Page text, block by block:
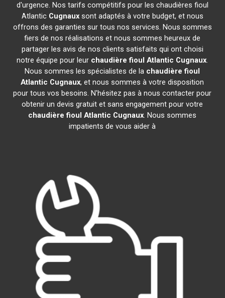
d'urgence. Nos tarifs compétitifs pour les chaudières fioul
Atlantic Cugnauxsont adaptés à votre budget, et nous
offrons des garanties sur tous nos services. Nous sommes
fiers de nos réalisations et nous sommes heureux de
partager les avis de nos clients satisfaits qui ont choisi
notre équipe pour leur chaudière fioul Atlantic Cugnaux.
Nous sommes les spécialistes de la chaudière fioul
Atlantic Cugnaux, et nous sommes à votre disposition
pour tous vos besoins. N'hésitez pas à nous contacter pour
obtenir un devis gratuit et sans engagement pour votre
chaudière fioul Atlantic Cugnaux. Nous sommes
impatients de vous aider à